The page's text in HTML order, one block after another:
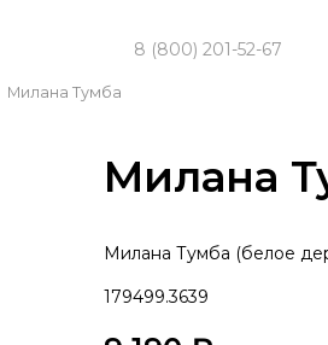
8 (800) 201-52-67
Милана Тумба
Милана
Милана Тумба (белое
179499.3639